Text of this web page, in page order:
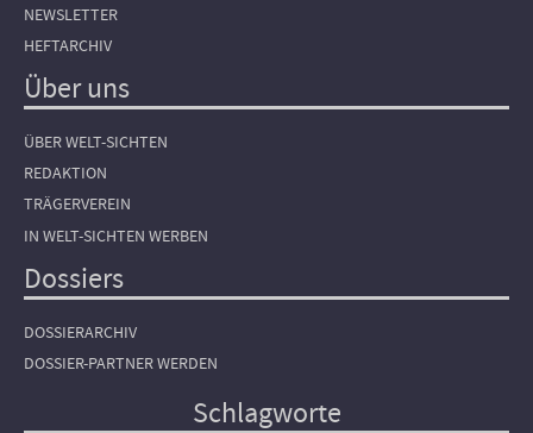
NEWSLETTER
HEFTARCHIV
Über uns
ÜBER WELT-SICHTEN
REDAKTION
TRÄGERVEREIN
IN WELT-SICHTEN WERBEN
Dossiers
DOSSIERARCHIV
DOSSIER-PARTNER WERDEN
Schlagworte